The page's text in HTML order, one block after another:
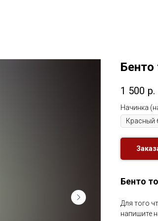
Бенто
1 500 р.
Начинка
Бенто
Для того
напишите